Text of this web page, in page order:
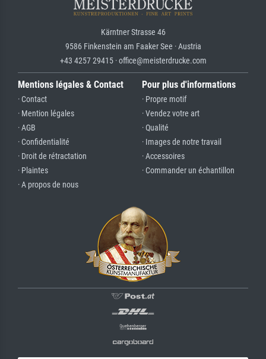
Kärntner Strasse 46
9586 Finkenstein am Faaker See · Austria
+43 4257 29415 · office@meisterdrucke.com
Mentions légales & Contact
· Contact
· Mention légales
· AGB
· Confidentialité
· Droit de rétractation
· Plaintes
· A propos de nous
Pour plus d'informations
· Propre motif
· Vendez votre art
· Qualité
· Images de notre travail
· Accessoires
· Commander un échantillon